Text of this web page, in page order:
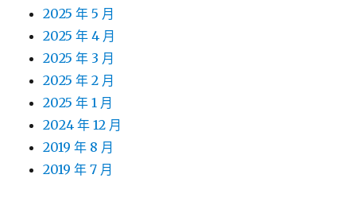
2025 年 5 月
2025 年 4 月
2025 年 3 月
2025 年 2 月
2025 年 1 月
2024 年 12 月
2019 年 8 月
2019 年 7 月